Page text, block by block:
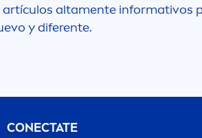
artículos altamente informativos
y diferente.
CONECTATE